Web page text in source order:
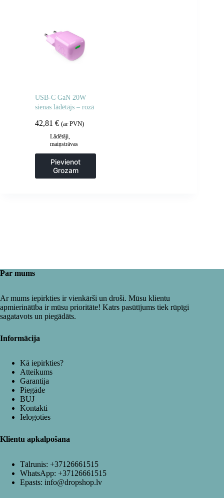
USB-C GaN 20W
sienas lādētājs – rozā
42,81 € (ar PVN)
Lādētāji,
maiņstrāvas
Pievienot
Grozam
Par mums
Ar mums iepirkties ir vienkārši un droši. Mūsu klientu
apmierinātība ir mūsu prioritāte! Katrs pasūtījums tiek rūpīgi
sagatavots un piegādāts.
Informācija
Kā iepirkties?
Atteikums
Garantija
Piegāde
BUJ
Kontakti
Ielogoties
Klientu apkalpošana
Tālrunis: +37126661515
WhatsApp: +37126661515
Epasts: info@dropshop.lv